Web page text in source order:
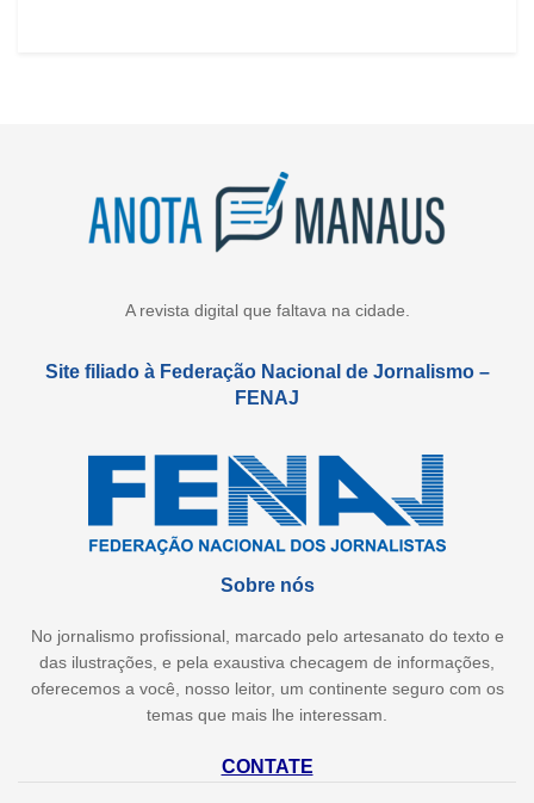
A revista digital que faltava na cidade.
Site filiado à Federação Nacional de Jornalismo –
FENAJ
Sobre nós
No jornalismo profissional, marcado pelo artesanato do texto e
das ilustrações, e pela exaustiva checagem de informações,
oferecemos a você, nosso leitor, um continente seguro com os
temas que mais lhe interessam.
CONTATE